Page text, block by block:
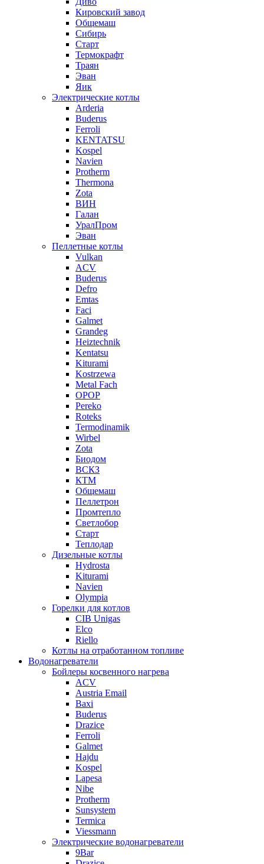
Кировский завод
Общемаш
Сибирь
Старт
Термокрафт
Траян
Эван
Яик
Электрические котлы
Arderia
Buderus
Ferroli
KENTATSU
Kospel
Navien
Protherm
Thermona
Zota
ВИН
Галан
УралПром
Эван
Пеллетные котлы
Vulkan
ACV
Buderus
Defro
Emtas
Faci
Galmet
Grandeg
Heiztechnik
Kentatsu
Kiturami
Kostrzewa
Metal Fach
OPOP
Pereko
Roteks
Termodinamik
Wirbel
Zota
Биодом
ВСКЗ
КТМ
Общемаш
Пеллетрон
Промтепло
Светлобор
Старт
Теплодар
Дизельные котлы
Hydrosta
Kiturami
Navien
Olympia
Горелки для котлов
CIB Unigas
Elco
Riello
Котлы на отработанном топливе
Водонагреватели
Бойлеры косвенного нагрева
ACV
Austria Email
Baxi
Buderus
Drazice
Ferroli
Galmet
Hajdu
Kospel
Lapesa
Nibe
Protherm
Sunsystem
Termica
Viessmann
Электрические водонагреватели
9Bar